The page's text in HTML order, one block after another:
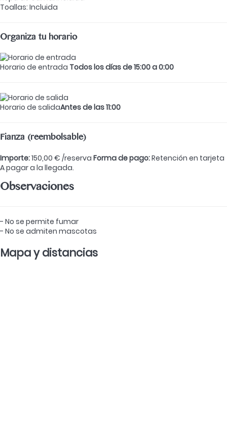
Toallas: Incluida
Organiza tu horario
Horario de entrada Todos los días de 15:00 a 0:00
Horario de salidaAntes de las 11:00
Fianza (reembolsable)
Importe:150,00 € /reserva Forma de pago:Retención en tarjeta
A pagar a la llegada.
Observaciones
- No se permite fumar
- No se admiten mascotas
Mapa y distancias